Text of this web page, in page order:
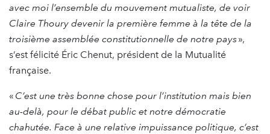
avec moi l’ensemble du mouvement mutualiste, de voir
Claire Thoury devenir la première femme à la tête de la
troisième assemblée constitutionnelle de notre pays»,
s’est félicité Éric Chenut, président de la Mutualité
française.
« C’est une très bonne chose pour l’institution mais bien
au-delà, pour le débat public et notre démocratie
chahutée. Face à une relative impuissance politique, c’est